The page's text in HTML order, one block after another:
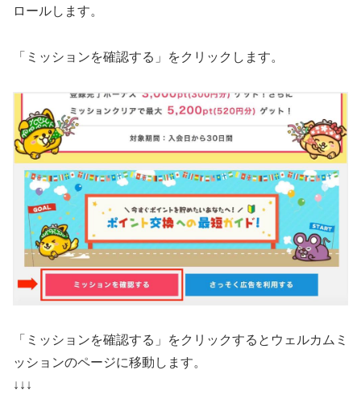
ロールします。
「ミッションを確認する」をクリックします。
「ミッションを確認する」をクリックするとウェルカムミ
ッションのページに移動します。
↓↓↓